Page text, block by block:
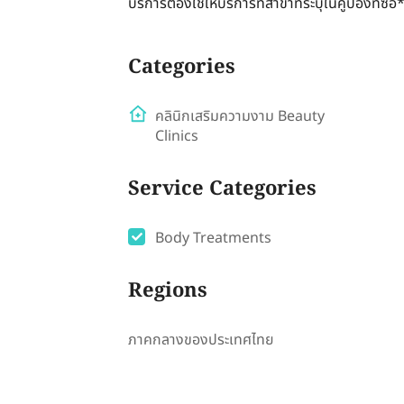
Categories
คลินิกเสริมความงาม Beauty
Clinics
Service Categories
Body Treatments
Regions
ภาคกลางของประเทศไทย